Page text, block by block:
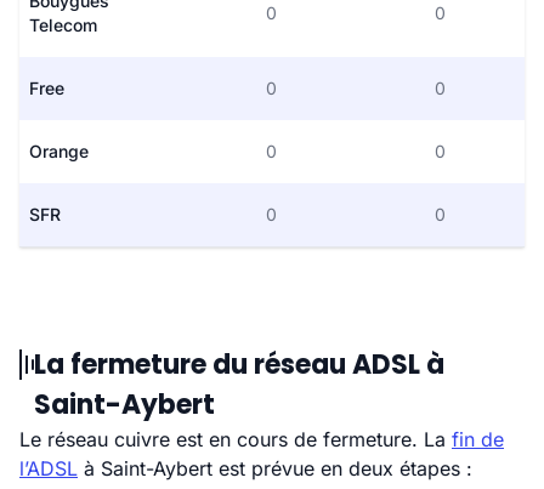
Telecom
0 0
Free 0 0
Orange 0 0
SFR 0 0
La fermeture du réseau ADSL à
Saint-Aybert
Le réseau cuivre est en cours de fermeture. La fin de
l’ADSL à Saint-Aybert est prévue en deux étapes :